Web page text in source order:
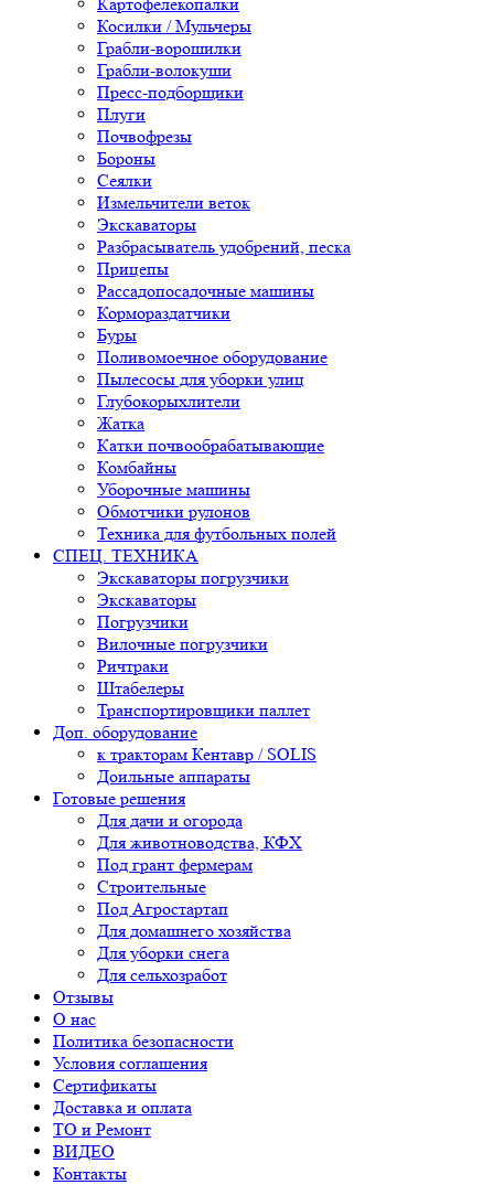
Косилки / Мульчеры
Грабли-ворошилки
Грабли-волокуши
Пресс-подборщики
Плуги
Почвофрезы
Бороны
Сеялки
Измельчители веток
Экскаваторы
Разбрасыватель удобрений, песка
Прицепы
Рассадопосадочные машины
Кормораздатчики
Буры
Поливомоечное оборудование
Пылесосы для уборки улиц
Глубокорыхлители
Жатка
Катки почвообрабатывающие
Комбайны
Уборочные машины
Обмотчики рулонов
Техника для футбольных полей
СПЕЦ. ТЕХНИКА
Экскаваторы погрузчики
Экскаваторы
Погрузчики
Вилочные погрузчики
Ричтраки
Штабелеры
Транспортировщики паллет
Доп. оборудование
к тракторам Кентавр / SOLIS
Доильные аппараты
Готовые решения
Для дачи и огорода
Для животноводства, КФХ
Под грант фермерам
Строительные
Под Агростартап
Для домашнего хозяйства
Для уборки снега
Для сельхозработ
Отзывы
О нас
Политика безопасности
Условия соглашения
Сертификаты
Доставка и оплата
ТО и Ремонт
ВИДЕО
Контакты